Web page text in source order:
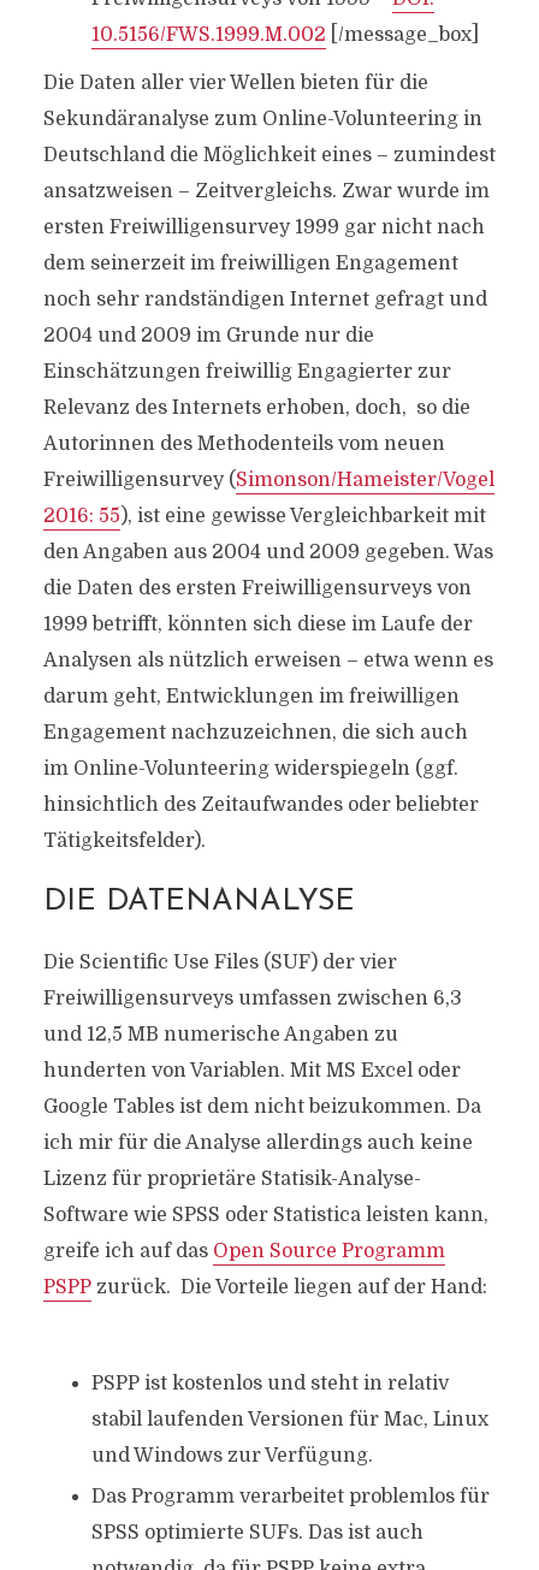
10.5156/FWS.1999.M.002 [/message_box]
Die Daten aller vier Wellen bieten für die
Sekundäranalyse zum Online-Volunteering in
Deutschland die Möglichkeit eines – zumindest
ansatzweisen – Zeitvergleichs. Zwar wurde im
ersten Freiwilligensurvey 1999 gar nicht nach
dem seinerzeit im freiwilligen Engagement
noch sehr randständigen Internet gefragt und
2004 und 2009 im Grunde nur die
Einschätzungen freiwillig Engagierter zur
Relevanz des Internets erhoben, doch, so die
Autorinnen des Methodenteils vom neuen
Freiwilligensurvey (Simonson/Hameister/Vogel
2016: 55), ist eine gewisse Vergleichbarkeit mit
den Angaben aus 2004 und 2009 gegeben. Was
die Daten des ersten Freiwilligensurveys von
1999 betrifft, könnten sich diese im Laufe der
Analysen als nützlich erweisen – etwa wenn es
darum geht, Entwicklungen im freiwilligen
Engagement nachzuzeichnen, die sich auch
im Online-Volunteering widerspiegeln (ggf.
hinsichtlich des Zeitaufwandes oder beliebter
Tätigkeitsfelder).
DIE DATENANALYSE
Die Scientific Use Files (SUF) der vier
Freiwilligensurveys umfassen zwischen 6,3
und 12,5 MB numerische Angaben zu
hunderten von Variablen. Mit MS Excel oder
Google Tables ist dem nicht beizukommen. Da
ich mir für die Analyse allerdings auch keine
Lizenz für proprietäre Statisik-Analyse-
Software wie SPSS oder Statistica leisten kann,
greife ich auf das Open Source Programm
PSPPzurück. Die Vorteile liegen auf der Hand:
PSPP ist kostenlos und steht in relativ
stabil laufenden Versionen für Mac, Linux
und Windows zur Verfügung.
Das Programm verarbeitet problemlos für
SPSS optimierte SUFs. Das ist auch